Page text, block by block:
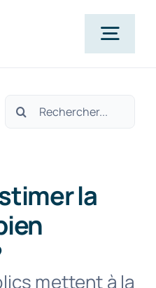
Rechercher:
la
mettent à la